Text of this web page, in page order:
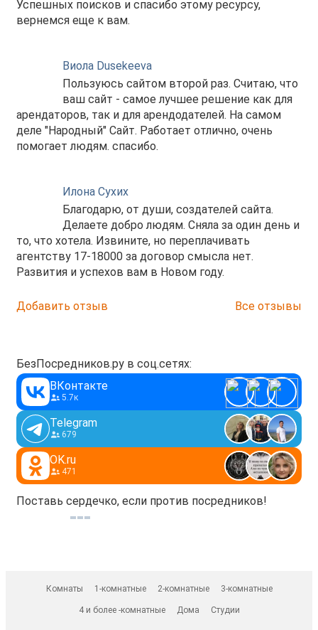
Успешных поисков и спасибо этому ресурсу,
вернемся еще к вам.
Виола Dusekeeva
Пользуюсь сайтом второй раз. Считаю, что
ваш сайт - самое лучшее решение как для
арендаторов, так и для арендодателей. На самом
деле "Народный" Сайт. Работает отлично, очень
помогает людям. спасибо.
Илона Сухих
Благодарю, от души, создателей сайта.
Делаете добро людям. Сняла за один день и
то, что хотела. Извините, но переплачивать
агентству 17-18000 за договор смысла нет.
Развития и успехов вам в Новом году.
Добавить отзыв Все отзывы
БезПосредников.ру в соц.сетях:
ВКонтакте
5.7к
Telegram
679
OK.ru
471
Поставь сердечко, если против посредников!
Комнаты 1-комнатные 2-комнатные 3-комнатные
4 и более -комнатные Дома Студии